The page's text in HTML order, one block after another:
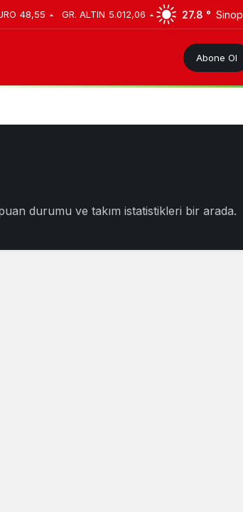
48,55 GR. ALTIN 5.012,06 27.8 ° Sinop
Abone Ol
durumu ve takım istatistikleri bir arada.